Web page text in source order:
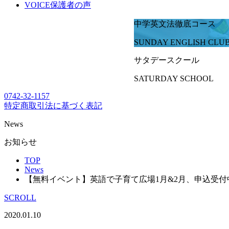
VOICE保護者の声
中学英文法徹底コース
SUNDAY ENGLISH
サタデースクール
SATURDAY SCHOOL
0742-32-1157
特定商取引法に基づく表記
News
お知らせ
TOP
News
【無料イベント】英語で子育て広場1月&2月、申込受付
SCROLL
2020.01.10